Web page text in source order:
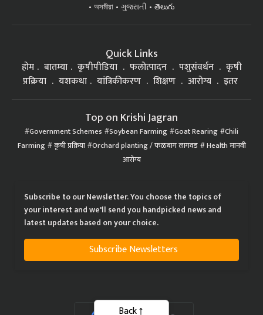
অসমীয়া
ગુજરાતી తెలుగు
Quick Links
होम बातम्या कृषीपीडिया फलोत्पादन पशुसंवर्धन
कृषी
प्रक्रिया
यशकथा यांत्रिकीकरण शिक्षण आरोग्य इतर
Top on Krishi Jagran
Government Schemes Soybean Farming Goat Rearing Chili
Farming कृषी प्रक्रिया Orchard planting / फळबाग लागवड Health मानवी
आरोग्य
Subscribe to our Newsletter. You choose the topics of
your interest and we'll send you handpicked news and
latest updates based on your choice.
Subscribe Newsletters
Back